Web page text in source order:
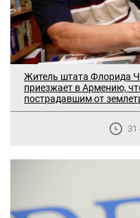
Житель штата Флорида
приезжает в Армению,
пострадавшим от
31